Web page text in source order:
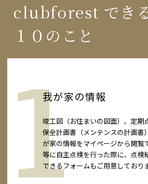
clubforest でき
１０のこと
1我が家の情報
竣工図（お住まいの図面）、定期
保全計画書（メンテンスの計画書
が家の情報をマイページから閲覧
等に自主点検を行った際に、点検
できるフォームもご用意しており